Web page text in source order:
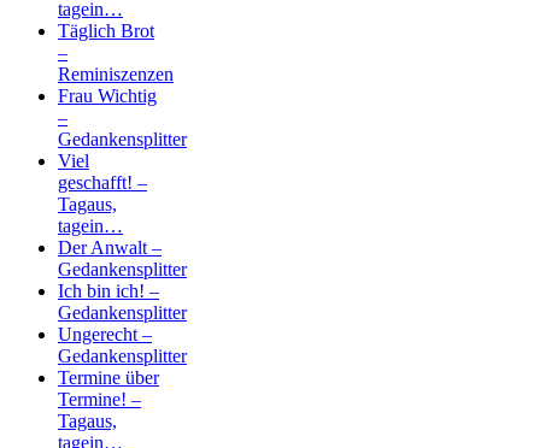
tagein…
Täglich Brot
–
Reminiszenzen
Frau Wichtig
–
Gedankensplitter
Viel
geschafft! –
Tagaus,
tagein…
Der Anwalt –
Gedankensplitter
Ich bin ich! –
Gedankensplitter
Ungerecht –
Gedankensplitter
Termine über
Termine! –
Tagaus,
tagein…